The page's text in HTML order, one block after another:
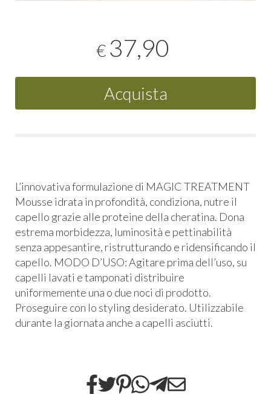
€ 37,90
Acquista
L’innovativa formulazione di MAGIC TREATMENT
Mousse idrata in profondità, condiziona, nutre il
capello grazie alle proteine della cheratina. Dona
estrema morbidezza, luminosità e pettinabilità
senza appesantire, ristrutturando e ridensificando il
capello. MODO D’USO: Agitare prima dell’uso, su
capelli lavati e tamponati distribuire
uniformemente una o due noci di prodotto.
Proseguire con lo styling desiderato. Utilizzabile
durante la giornata anche a capelli asciutti.